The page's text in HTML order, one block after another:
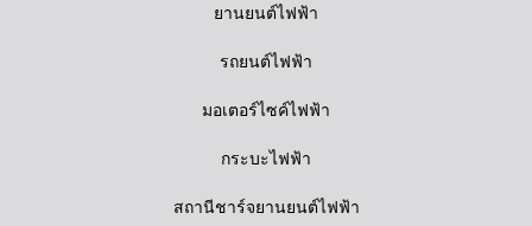
ยานยนต์ไฟฟ้า
รถยนต์ไฟฟ้า
มอเตอร์ไซค์ไฟฟ้า
กระบะไฟฟ้า
สถานีชาร์จยานยนต์ไฟฟ้า